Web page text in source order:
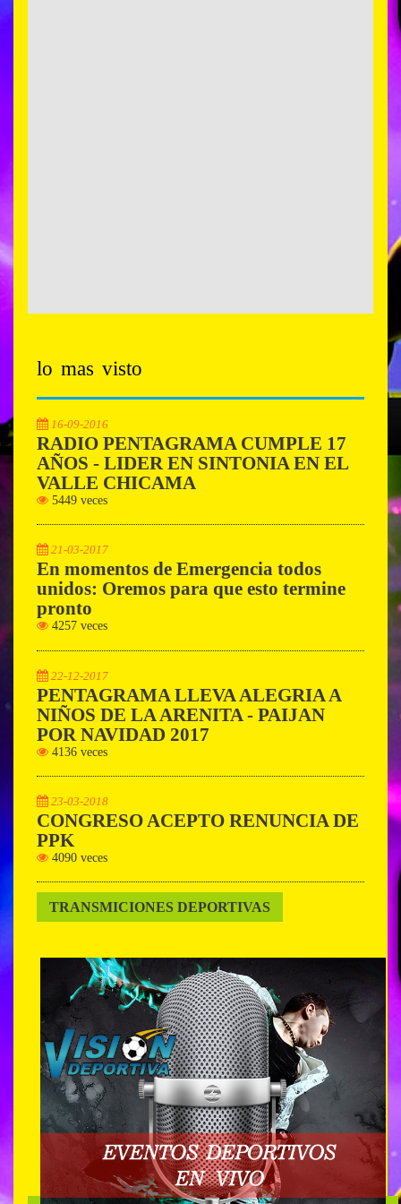
lo mas visto
16-09-2016
RADIO PENTAGRAMA CUMPLE 17
AÑOS - LIDER EN SINTONIA EN EL
VALLE CHICAMA
5449 veces
21-03-2017
En momentos de Emergencia todos
unidos: Oremos para que esto termine
pronto
4257 veces
22-12-2017
PENTAGRAMA LLEVA ALEGRIA A
NIÑOS DE LA ARENITA - PAIJAN
POR NAVIDAD 2017
4136 veces
23-03-2018
CONGRESO ACEPTO RENUNCIA DE
PPK
4090 veces
TRANSMICIONES DEPORTIVAS